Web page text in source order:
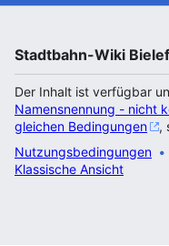
Stadtbahn-Wiki
Der Inhalt ist verfügbar
Namensnennung - nicht
gleichen Bedingungen
,
Nutzungsbedingungen
Klassische Ansicht